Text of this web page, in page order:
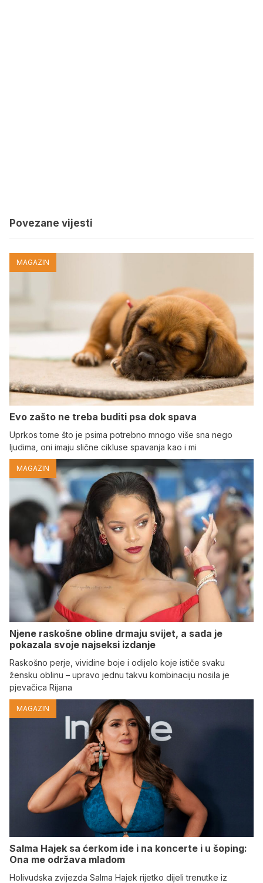
Povezane vijesti
MAGAZIN
Evo zašto ne treba buditi psa dok spava
Uprkos tome što je psima potrebno mnogo više sna nego
ljudima, oni imaju slične cikluse spavanja kao i mi
MAGAZIN
Njene raskošne obline drmaju svijet, a sada je
pokazala svoje najseksi izdanje
Raskošno perje, vividine boje i odijelo koje ističe svaku
žensku oblinu – upravo jednu takvu kombinaciju nosila je
pjevačica Rijana
MAGAZIN
Salma Hajek sa ćerkom ide i na koncerte i u šoping:
Ona me održava mladom
Holivudska zvijezda Salma Hajek rijetko dijeli trenutke iz